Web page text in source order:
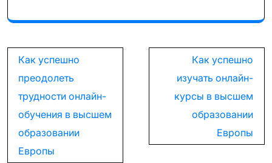
Навигация
по
записям
Как успешно
преодолеть
трудности онлайн-
обучения в высшем
образовании
Европы
Как успешно
изучать онлайн-
курсы в высшем
образовании
Европы